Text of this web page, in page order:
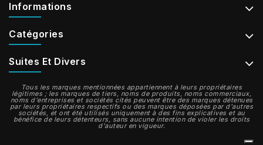
Informations
Catégories
Suites Et Divers
Tous les marques mentionnées appartiennent à leurs propriétaires
légitimes ; les marques de tiers, noms de produits, noms commerciaux,
noms d'entreprises et sociétés cités peuvent être des marques détenues
par leurs propriétaires respectifs ou des marques déposées par d'autres
sociétés, et ont été utilisés uniquement à des fins explicatives et au
bénéfice de leurs détenteurs, sans aucune intention de violer les droits
d'auteur en vigueur.